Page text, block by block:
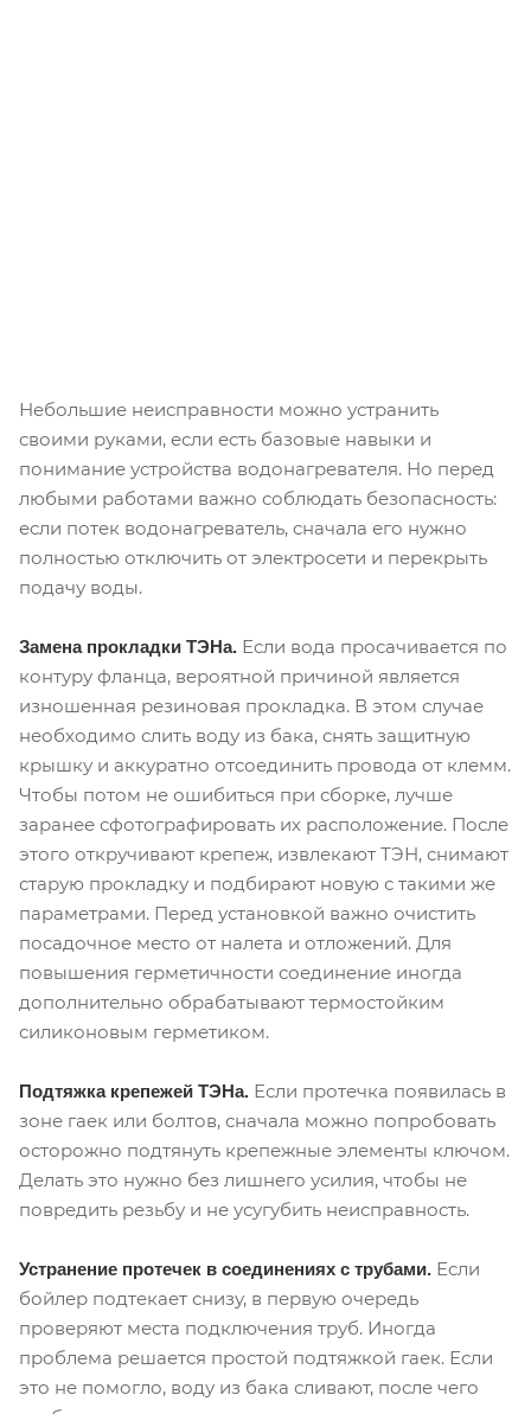
Небольшие неисправности можно устранить
своими руками, если есть базовые навыки и
понимание устройства водонагревателя. Но перед
любыми работами важно соблюдать безопасность:
если потек водонагреватель, сначала его нужно
полностью отключить от электросети и перекрыть
подачу воды.
Замена прокладки ТЭНа. Если вода просачивается по
контуру фланца, вероятной причиной является
изношенная резиновая прокладка. В этом случае
необходимо слить воду из бака, снять защитную
крышку и аккуратно отсоединить провода от клемм.
Чтобы потом не ошибиться при сборке, лучше
заранее сфотографировать их расположение. После
этого откручивают крепеж, извлекают ТЭН, снимают
старую прокладку и подбирают новую с такими же
параметрами. Перед установкой важно очистить
посадочное место от налета и отложений. Для
повышения герметичности соединение иногда
дополнительно обрабатывают термостойким
силиконовым герметиком.
Подтяжка крепежей ТЭНа. Если протечка появилась в
зоне гаек или болтов, сначала можно попробовать
осторожно подтянуть крепежные элементы ключом.
Делать это нужно без лишнего усилия, чтобы не
повредить резьбу и не усугубить неисправность.
Устранение протечек в соединениях с трубами. Если
бойлер подтекает снизу, в первую очередь
проверяют места подключения труб. Иногда
проблема решается простой подтяжкой гаек. Если
это не помогло, воду из бака сливают, после чего